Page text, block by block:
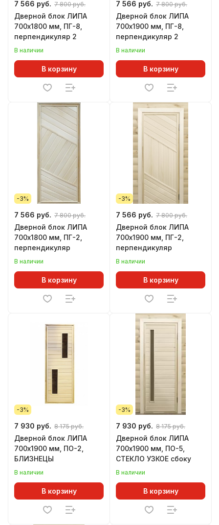
7 566 руб. 7 800 руб.
Дверной блок ЛИПА
700х1800 мм, ПГ-8,
перпендикуляр 2
В наличии
В корзину
7 566 руб. 7 800 руб.
Дверной блок ЛИПА
700х1900 мм, ПГ-8,
перпендикуляр 2
В наличии
В корзину
-3%
7 566 руб. 7 800 руб.
Дверной блок ЛИПА
700х1800 мм, ПГ-2,
перпендикуляр
В наличии
В корзину
-3%
7 566 руб. 7 800 руб.
Дверной блок ЛИПА
700х1900 мм, ПГ-2,
перпендикуляр
В наличии
В корзину
-3%
7 930 руб. 8 175 руб.
Дверной блок ЛИПА
700х1900 мм, ПО-2,
БЛИЗНЕЦЫ
В наличии
В корзину
-3%
7 930 руб. 8 175 руб.
Дверной блок ЛИПА
700х1900 мм, ПО-5,
СТЕКЛО УЗКОЕ сбоку
В наличии
В корзину